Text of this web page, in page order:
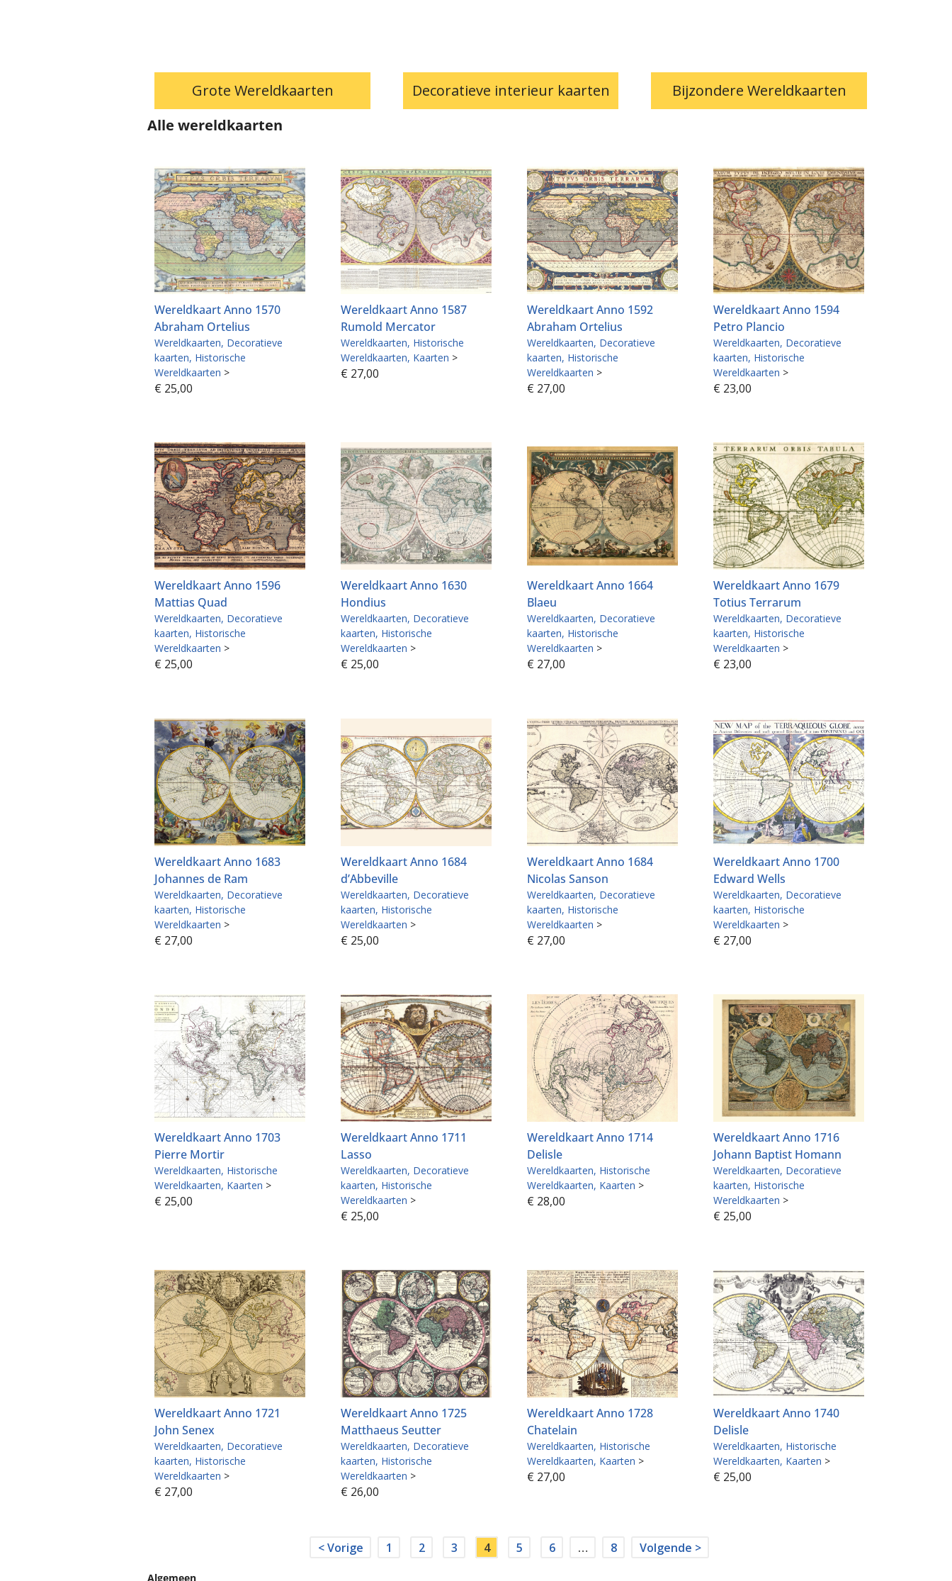
Grote Wereldkaarten Decoratieve interieur kaarten
Bijzondere Wereldkaarten
Alle wereldkaarten
Wereldkaart Anno 1570
Abraham Ortelius
Wereldkaarten Decoratieve
kaarten Historische
Wereldkaarten >
€ 25,00
Wereldkaart Anno 1587
Rumold Mercator
Wereldkaarten Historische
Wereldkaarten Kaarten >
€ 27,00
Wereldkaart Anno 1592
Abraham Ortelius
Wereldkaarten Decoratieve
kaarten Historische
Wereldkaarten >
€ 27,00
Wereldkaart Anno 1594
Petro Plancio
Wereldkaarten Decoratieve
kaarten Historische
Wereldkaarten >
€ 23,00
Wereldkaart Anno 1596
Mattias Quad
Wereldkaarten Decoratieve
kaarten Historische
Wereldkaarten >
€ 25,00
Wereldkaart Anno 1630
Hondius
Wereldkaarten Decoratieve
kaarten Historische
Wereldkaarten >
€ 25,00
Wereldkaart Anno 1664
Blaeu
Wereldkaarten Decoratieve
kaarten Historische
Wereldkaarten >
€ 27,00
Wereldkaart Anno 1679
Totius Terrarum
Wereldkaarten Decoratieve
kaarten Historische
Wereldkaarten >
€ 23,00
Wereldkaart Anno 1683
Johannes de Ram
Wereldkaarten Decoratieve
kaarten Historische
Wereldkaarten >
€ 27,00
Wereldkaart Anno 1684
d’Abbeville
Wereldkaarten Decoratieve
kaarten Historische
Wereldkaarten >
€ 25,00
Wereldkaart Anno 1684
Nicolas Sanson
Wereldkaarten Decoratieve
kaarten Historische
Wereldkaarten >
€ 27,00
Wereldkaart Anno 1700
Edward Wells
Wereldkaarten Decoratieve
kaarten Historische
Wereldkaarten >
€ 27,00
Wereldkaart Anno 1703
Pierre Mortir
Wereldkaarten Historische
Wereldkaarten Kaarten >
€ 25,00
Wereldkaart Anno 1711
Lasso
Wereldkaarten Decoratieve
kaarten Historische
Wereldkaarten >
€ 25,00
Wereldkaart Anno 1714
Delisle
Wereldkaarten Historische
Wereldkaarten Kaarten >
€ 28,00
Wereldkaart Anno 1716
Johann Baptist Homann
Wereldkaarten Decoratieve
kaarten Historische
Wereldkaarten >
€ 25,00
Wereldkaart Anno 1721
John Senex
Wereldkaarten Decoratieve
kaarten Historische
Wereldkaarten >
€ 27,00
Wereldkaart Anno 1725
Matthaeus Seutter
Wereldkaarten Decoratieve
kaarten Historische
Wereldkaarten >
€ 26,00
Wereldkaart Anno 1728
Chatelain
Wereldkaarten Historische
Wereldkaarten Kaarten >
€ 27,00
Wereldkaart Anno 1740
Delisle
Wereldkaarten Historische
Wereldkaarten Kaarten >
€ 25,00
< Vorige 1 2 3 4 5 6 … 8 Volgende >
Algemeen